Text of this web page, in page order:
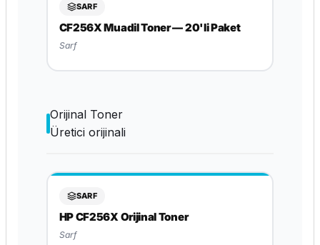
SARF
CF256X Muadil Toner — 20'li Paket
Sarf
Orijinal Toner
Üretici orijinali
SARF
HP CF256X Orijinal Toner
Sarf